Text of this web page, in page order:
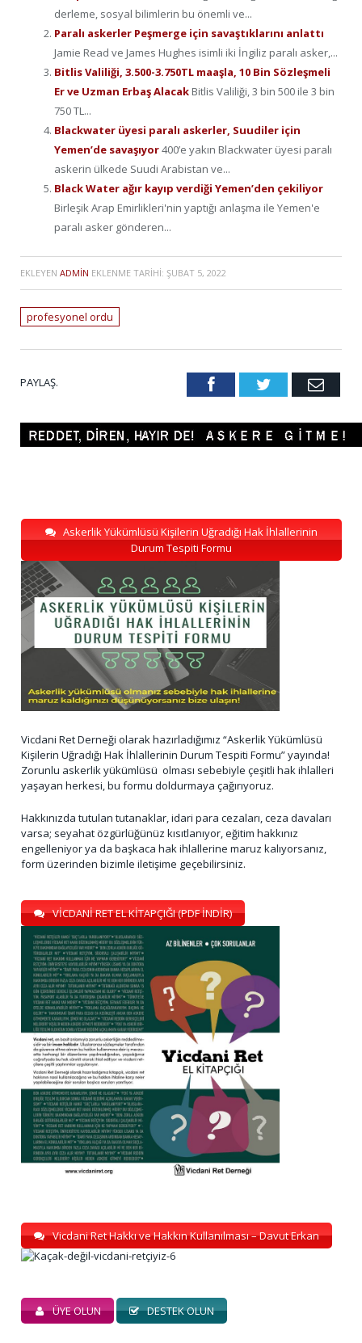
derleme, sosyal bilimlerin bu önemli ve...
Paralı askerler Peşmerge için savaştıklarını anlattı
Jamie Read ve James Hughes isimli iki İngiliz paralı asker,...
Bitlis Valiliği, 3.500-3.750TL maaşla, 10 Bin Sözleşmeli
Er ve Uzman Erbaş Alacak Bitlis Valiliği, 3 bin 500 ile 3 bin
750 TL...
Blackwater üyesi paralı askerler, Suudiler için
Yemen’de savaşıyor400’e yakın Blackwater üyesi paralı
askerin ülkede Suudi Arabistan ve...
Black Water ağır kayıp verdiği Yemen’den çekiliyor
Birleşik Arap Emirlikleri'nin yaptığı anlaşma ile Yemen'e
paralı asker gönderen...
EKLEYEN ADMIN EKLENME TARIHI: ŞUBAT 5, 2022
profesyonel ordu
PAYLAŞ. FacebookTwitter Email
Askerlik Yükümlüsü Kişilerin Uğradığı Hak İhlallerinin
Durum Tespiti Formu
Vicdani Ret Derneği olarak hazırladığımız “Askerlik Yükümlüsü
Kişilerin Uğradığı Hak İhlallerinin Durum Tespiti Formu” yayında!
Zorunlu askerlik yükümlüsü olması sebebiyle çeşitli hak ihlalleri
yaşayan herkesi, bu formu doldurmaya çağırıyoruz.
Hakkınızda tutulan tutanaklar, idari para cezaları, ceza davaları
varsa; seyahat özgürlüğünüz kısıtlanıyor, eğitim hakkınız
engelleniyor ya da başkaca hak ihlallerine maruz kalıyorsanız,
form üzerinden bizimle iletişime geçebilirsiniz.
VİCDANİ RET EL KİTAPÇIĞI (PDF İNDİR)
Vicdani Ret Hakkı ve Hakkın Kullanılması – Davut Erkan
ÜYE OLUN DESTEK OLUN